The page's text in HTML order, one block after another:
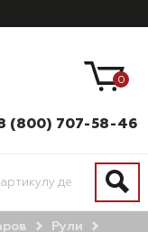
(800) 707-58-46
0
Рули